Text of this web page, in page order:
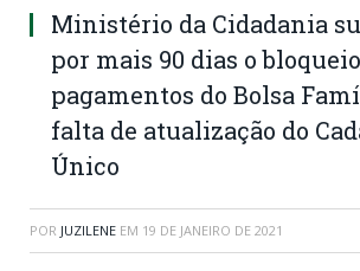
Ministério da Cidadania
por mais 90 dias o
pagamentos do Bolsa
falta de atualização do
Único
POR JUZILENE EM 19 DE JANEIRO DE 2021